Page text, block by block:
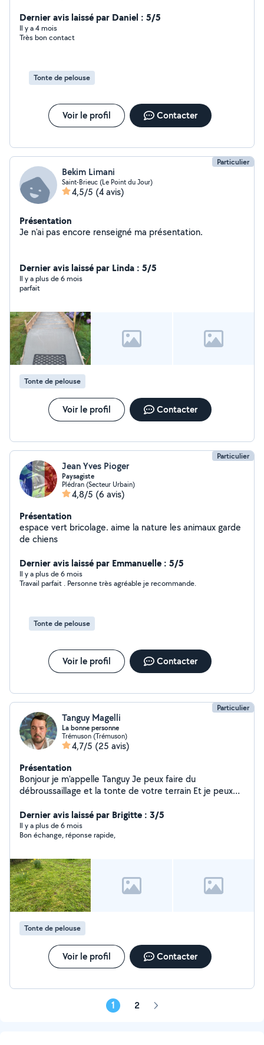
état Évacuation déchets verts N'hésitez pas à me
contacter directement par message.
Dernier avis laissé par Daniel : 5/5
Il y a 4 mois
Très bon contact
Tonte de pelouse
Voir le profil Contacter
Particulier
Bekim Limani
Saint-Brieuc (Le Point du Jour)
4,5/5 (4 avis)
Présentation
Je n'ai pas encore renseigné ma présentation.
Dernier avis laissé par Linda : 5/5
Il y a plus de 6 mois
parfait
Tonte de pelouse
Voir le profil Contacter
Particulier
Jean Yves Pioger
Paysagiste
Plédran (Secteur Urbain)
4,8/5 (6 avis)
Présentation
espace vert bricolage. aime la nature les animaux garde
de chiens
Dernier avis laissé par Emmanuelle : 5/5
Il y a plus de 6 mois
Travail parfait . Personne très agréable je recommande.
Tonte de pelouse
Voir le profil Contacter
Particulier
Tanguy Magelli
La bonne personne
Trémuson (Trémuson)
4,7/5 (25 avis)
Présentation
Bonjour je m'appelle Tanguy Je peux faire du
débroussaillage et la tonte de votre terrain Et je peux
Dernier avis laissé par Brigitte : 3/5
Il y a plus de 6 mois
Bon échange, réponse rapide,
Tonte de pelouse
Voir le profil Contacter
1 2 Page